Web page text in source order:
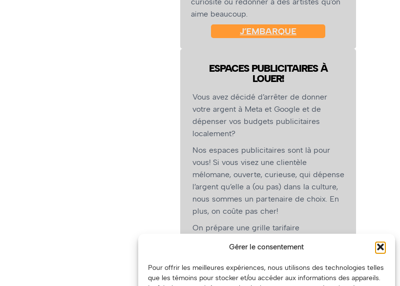
Gérer le consentement
Pour offrir les meilleures expériences, nous utilisons des technologies telles
que les témoins pour stocker et/ou accéder aux informations des appareils.
aime beaucoup.
J’EMBARQUE
ESPACES PUBLICITAIRES À
LOUER!
Vous avez décidé d’arrêter de donner
votre argent à Meta et Google et de
dépenser vos budgets publicitaires
localement?
Nos espaces publicitaires sont là pour
vous! Si vous visez une clientèle
mélomane, ouverte, curieuse, qui dépense
l’argent qu’elle a (ou pas) dans la culture,
nous sommes un partenaire de choix. En
plus, on coûte pas cher!
On prépare une grille tarifaire
vous, les artistes!)